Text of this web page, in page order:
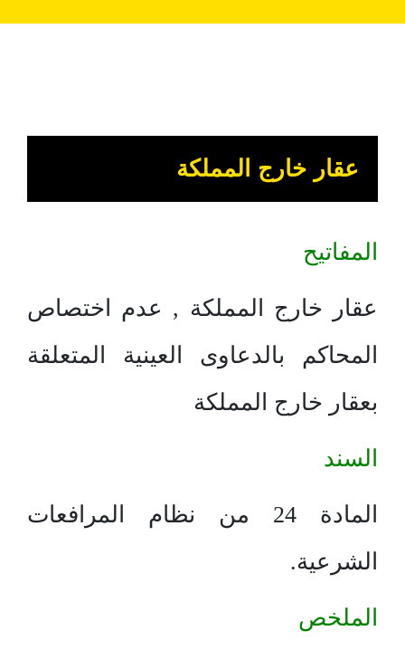
عقار خارج المملكة
المفاتيح
عقار خارج المملكة , عدم اختصاص
المحاكم بالدعاوى العينية المتعلقة
بعقار خارج المملكة
السند
المادة 24 من نظام المرافعات
الشرعية.
الملخص